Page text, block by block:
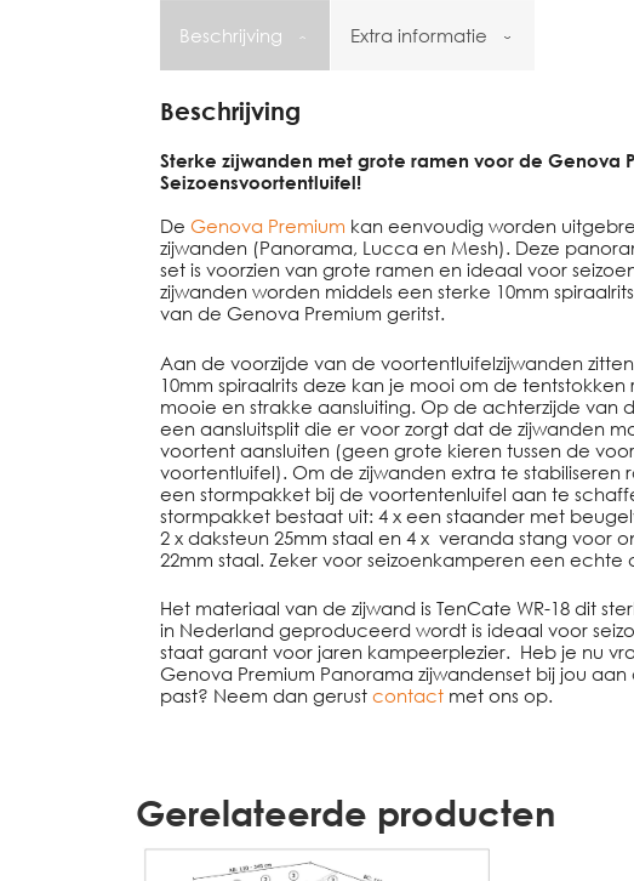
Beschrijving Extra informatie
Beschrijving
Sterke zijwanden met grote ramen voor de Genova
Seizoensvoortentluifel!
De Genova Premium kan eenvoudig worden
zijwanden (Panorama, Lucca en Mesh). Deze
set is voorzien van grote ramen en ideaal voor
zijwanden worden middels een sterke 10mm
van de Genova Premium geritst.
Aan de voorzijde van de voortentluifelzijwanden
10mm spiraalrits deze kan je mooi om de tentstokken
mooie en strakke aansluiting. Op de achterzijde van
een aansluitsplit die er voor zorgt dat de zijwanden
voortent aansluiten (geen grote kieren tussen de
voortentluifel). Om de zijwanden extra te stabiliseren
een stormpakket bij de voortentenluifel aan te
stormpakket bestaat uit: 4 x een staander met
2 x daksteun 25mm staal en 4 x veranda stang voor
22mm staal. Zeker voor seizoenkamperen een echte
Het materiaal van de zijwand is TenCate WR-18 dit
in Nederland geproduceerd wordt is ideaal voor
staat garant voor jaren kampeerplezier. Heb je nu
Genova Premium Panorama zijwandenset bij jou
past? Neem dan gerust contact met ons op.
Gerelateerde producten